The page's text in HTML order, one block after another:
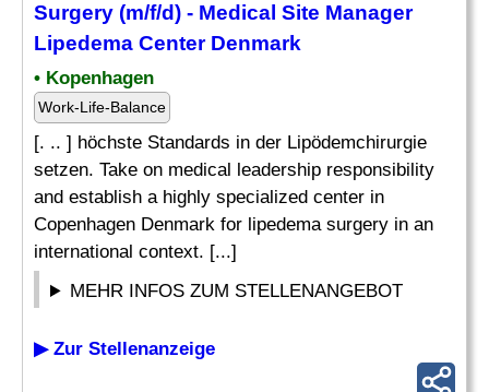
Surgery (m/f/d) - Medical Site Manager
Lipedema Center Denmark
• Kopenhagen
Work-Life-Balance
[. .. ] höchste Standards in der Lipödemchirurgie
setzen. Take on medical leadership responsibility
and establish a highly specialized center in
Copenhagen Denmark for lipedema surgery in an
international context. [...]
MEHR INFOS ZUM STELLENANGEBOT
▶ Zur Stellenanzeige